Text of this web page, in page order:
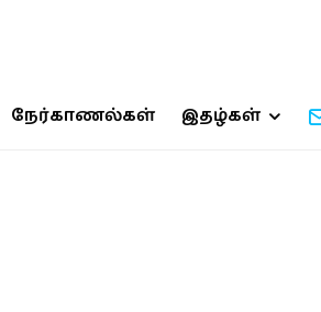
நேர்காணல்கள் இதழ்கள்